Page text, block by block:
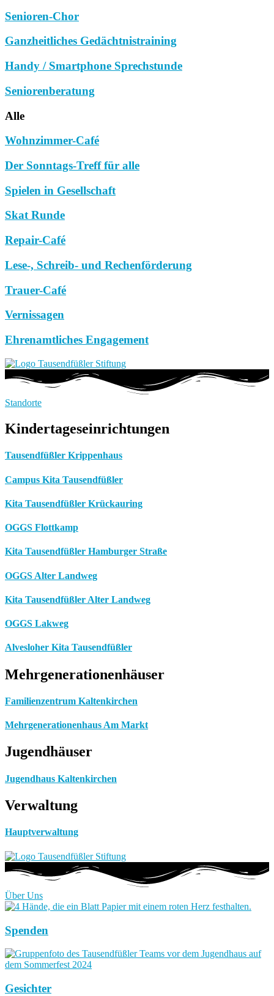
Senioren-Chor
Ganzheitliches Gedächtnistraining
Handy / Smartphone Sprechstunde
Seniorenberatung
Alle
Wohnzimmer-Café
Der Sonntags-Treff für alle
Spielen in Gesellschaft
Skat Runde
Repair-Café
Lese-, Schreib- und Rechenförderung
Trauer-Café
Vernissagen
Ehrenamtliches Engagement
Standorte
Kindertageseinrichtungen
Tausendfüßler Krippenhaus
Campus Kita Tausendfüßler
Kita Tausendfüßler Krückauring
OGGS Flottkamp
Kita Tausendfüßler Hamburger Straße
OGGS Alter Landweg
Kita Tausendfüßler Alter Landweg
OGGS Lakweg
Alvesloher Kita Tausendfüßler
Mehrgenerationenhäuser
Familienzentrum Kaltenkirchen
Mehrgenerationenhaus Am Markt
Jugendhäuser
Jugendhaus Kaltenkirchen
Verwaltung
Hauptverwaltung
Über Uns
Spenden
Gesichter